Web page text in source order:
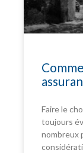
Faire le
toujours
nombreux